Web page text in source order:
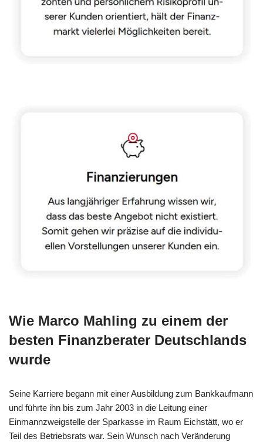
Wie Marco Mahling zu einem der
besten Finanzberater Deutschlands
wurde
Seine Karriere begann mit einer Ausbildung zum Bankkaufmann
und führte ihn bis zum Jahr 2003 in die Leitung einer
Einmannzweigstelle der Sparkasse im Raum Eichstätt, wo er
Teil des Betriebsrats war. Sein Wunsch nach Veränderung